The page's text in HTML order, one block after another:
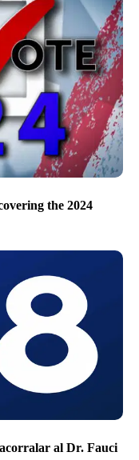
the 2024
al Dr. Fauci